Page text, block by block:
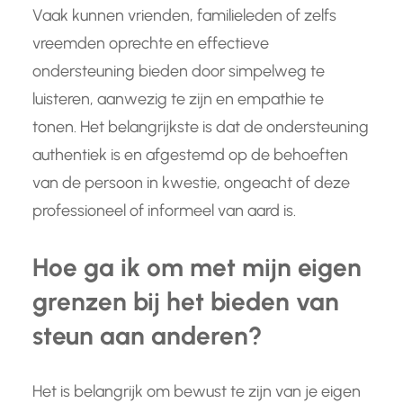
Vaak kunnen vrienden, familieleden of zelfs
vreemden oprechte en effectieve
ondersteuning bieden door simpelweg te
luisteren, aanwezig te zijn en empathie te
tonen. Het belangrijkste is dat de ondersteuning
authentiek is en afgestemd op de behoeften
van de persoon in kwestie, ongeacht of deze
professioneel of informeel van aard is.
Hoe ga ik om met mijn eigen
grenzen bij het bieden van
steun aan anderen?
Het is belangrijk om bewust te zijn van je eigen